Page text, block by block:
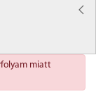
miatt